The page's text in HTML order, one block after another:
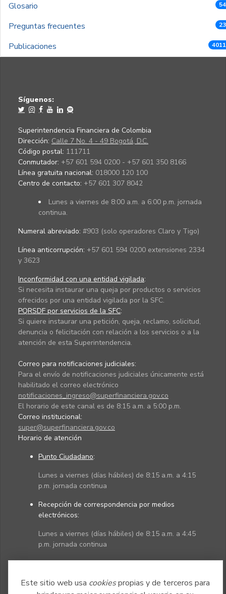
Este sitio web usa cookiespropias y de terceros para
Glosario
Preguntas frecuentes
Publicaciones
Síguenos:
Superintendencia Financiera de Colombia
Dirección: Calle 7 No. 4 - 49 Bogotá, D.C.
Código postal: 111711
Conmutador: +57 601 594 0200 - +57 601 350 8166
Línea gratuita nacional: 018000 120 100
Centro de contacto: +57 601 307 8042
Lunes a viernes de 8:00 a.m. a 6:00 p.m. jornada
continua.
Numeral abreviado: #903 (solo operadores Claro y Tigo)
Línea anticorrupción: +57 601 594 0200 extensiones 2334
y 3623
Inconformidad con una entidad vigilada:
Si necesita instaurar una queja por productos o servicios
ofrecidos por una entidad vigilada por la SFC.
PQRSDF por servicios de la SFC:
Si quiere instaurar una petición, queja, reclamo, solicitud,
denuncia o felicitación con relación a los servicios o a la
atención de esta Superintendencia.
Correo para notificaciones judiciales:
Para el envío de notificaciones judiciales únicamente está
habilitado el correo electrónico
notificaciones_ingreso@superfinanciera.gov.co
El horario de este canal es de 8:15 a.m. a 5:00 p.m.
Correo institucional:
super@superfinanciera.gov.co
Horario de atención
Punto Ciudadano:
Lunes a viernes (días hábiles) de 8:15 a.m. a 4:15
p.m. jornada continua
Recepción de correspondencia por medios
electrónicos:
Lunes a viernes (días hábiles) de 8:15 a.m. a 4:45
p.m. jornada continua